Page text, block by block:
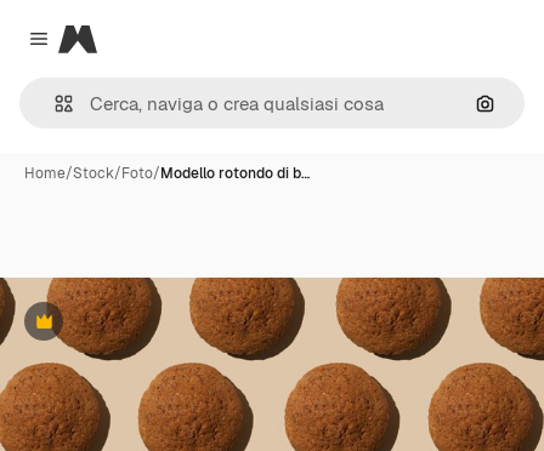
Close menu
Magnific
Cerca
Home/Stock/Foto/Modello rotondo di b…
Premium